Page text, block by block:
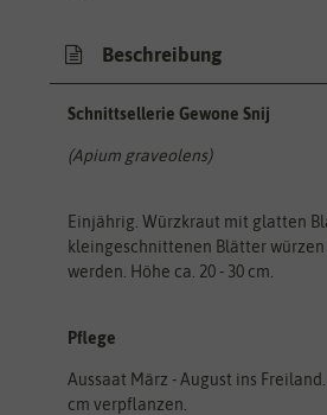
Beschreibung
Schnittsellerie Gewone Snij
(Apium graveolens)
Einjährig. Würzkraut mit glatten
kleingeschnittenen Blätter
werden. Höhe ca. 20 - 30 cm.
Pflege
Aussaat März - August ins
cm verpflanzen.